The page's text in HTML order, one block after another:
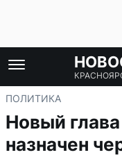
ПОЛИТИКА
Новый
назначен